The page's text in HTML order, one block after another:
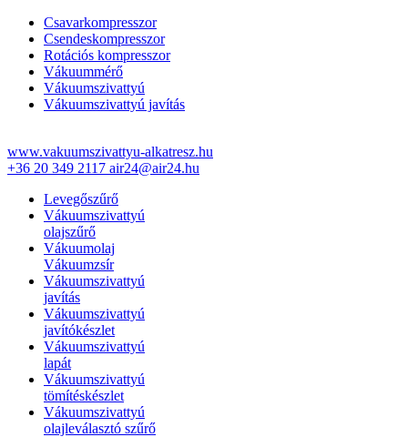
Csavarkompresszor
Csendeskompresszor
Rotációs kompresszor
Vákuummérő
Vákuumszivattyú
Vákuumszivattyú javítás
www.vakuumszivattyu-alkatresz.hu
+36 20 349 2117 air24@air24.hu
Levegőszűrő
Vákuumszivattyú
olajszűrő
Vákuumolaj
Vákuumzsír
Vákuumszivattyú
javítás
Vákuumszivattyú
javítókészlet
Vákuumszivattyú
lapát
Vákuumszivattyú
tömítéskészlet
Vákuumszivattyú
olajleválasztó szűrő